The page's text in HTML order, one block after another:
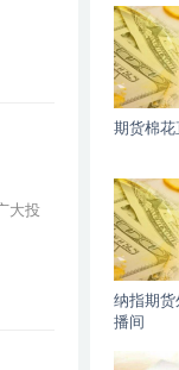
大投
期货棉花
纳指期货
播间